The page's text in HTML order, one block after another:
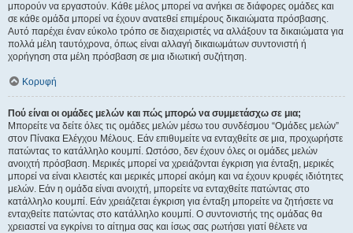
μπορούν να εργαστούν. Κάθε μέλος μπορεί να ανήκει σε διάφορες ομάδες και
σε κάθε ομάδα μπορεί να έχουν ανατεθεί επιμέρους δικαιώματα πρόσβασης.
Αυτό παρέχει έναν εύκολο τρόπο σε διαχειριστές να αλλάξουν τα δικαιώματα για
πολλά μέλη ταυτόχρονα, όπως είναι αλλαγή δικαιωμάτων συντονιστή ή
χορήγηση στα μέλη πρόσβαση σε μια ιδιωτική συζήτηση.
Κορυφή
Πού είναι οι ομάδες μελών και πώς μπορώ να συμμετάσχω σε μια;
Μπορείτε να δείτε όλες τις ομάδες μελών μέσω του συνδέσμου “Ομάδες μελών”
στον Πίνακα Ελέγχου Μέλους. Εάν επιθυμείτε να ενταχθείτε σε μια, προχωρήστε
πατώντας το κατάλληλο κουμπί. Ωστόσο, δεν έχουν όλες οι ομάδες μελών
ανοιχτή πρόσβαση. Μερικές μπορεί να χρειάζονται έγκριση για ένταξη, μερικές
μπορεί να είναι κλειστές και μερικές μπορεί ακόμη και να έχουν κρυφές ιδιότητες
μελών. Εάν η ομάδα είναι ανοιχτή, μπορείτε να ενταχθείτε πατώντας στο
κατάλληλο κουμπί. Εάν χρειάζεται έγκριση για ένταξη μπορείτε να ζητήσετε να
ενταχθείτε πατώντας στο κατάλληλο κουμπί. Ο συντονιστής της ομάδας θα
χρειαστεί να εγκρίνει το αίτημα σας και ίσως σας ρωτήσει γιατί θέλετε να